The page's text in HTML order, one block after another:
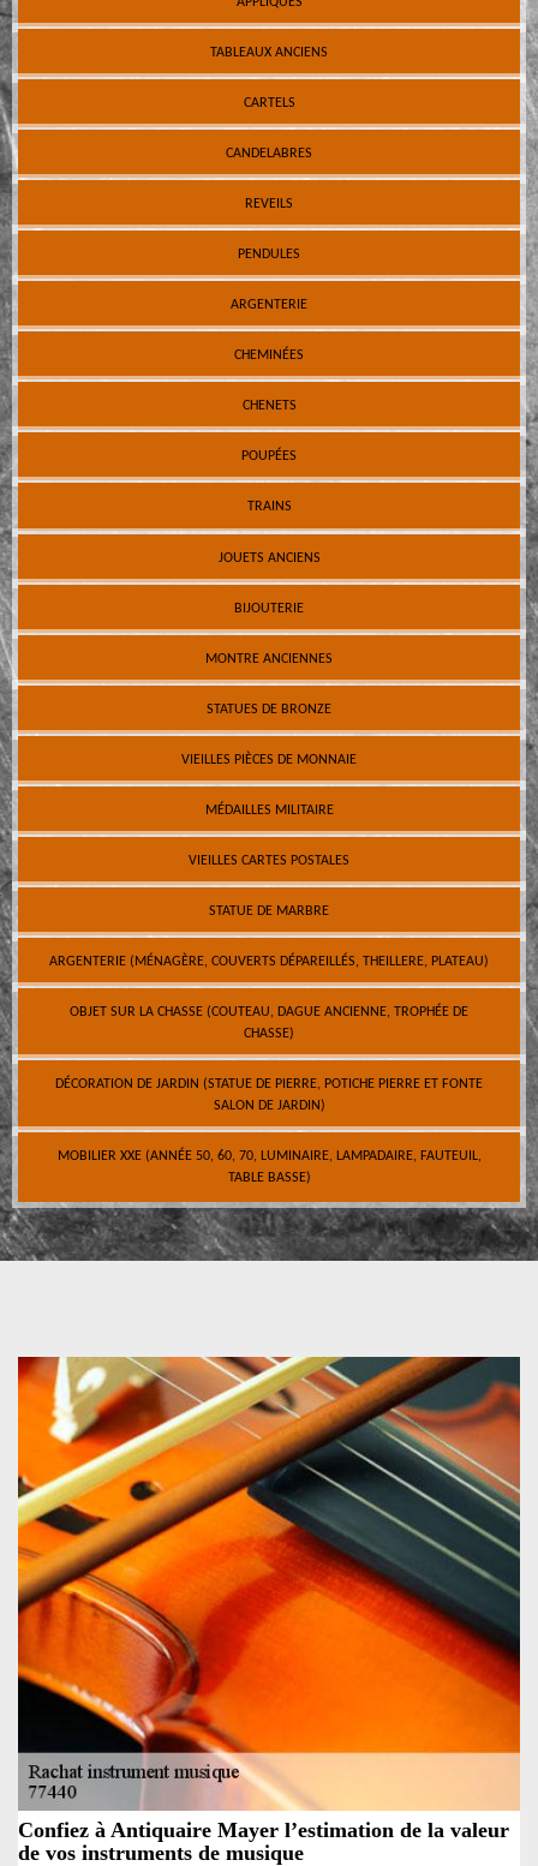
TABLEAUX ANCIENS
CARTELS
CANDELABRES
REVEILS
PENDULES
ARGENTERIE
CHEMINÉES
CHENETS
POUPÉES
TRAINS
JOUETS ANCIENS
BIJOUTERIE
MONTRE ANCIENNES
STATUES DE BRONZE
VIEILLES PIÈCES DE MONNAIE
MÉDAILLES MILITAIRE
VIEILLES CARTES POSTALES
STATUE DE MARBRE
ARGENTERIE (MÉNAGÈRE, COUVERTS DÉPAREILLÉS, THEILLERE, PLATEAU)
OBJET SUR LA CHASSE (COUTEAU, DAGUE ANCIENNE, TROPHÉE DE
CHASSE)
DÉCORATION DE JARDIN (STATUE DE PIERRE, POTICHE PIERRE ET FONTE
SALON DE JARDIN)
MOBILIER XXE (ANNÉE 50, 60, 70, LUMINAIRE, LAMPADAIRE, FAUTEUIL,
TABLE BASSE)
Confiez à Antiquaire Mayer l’estimation de la valeur
de vos instruments de musique